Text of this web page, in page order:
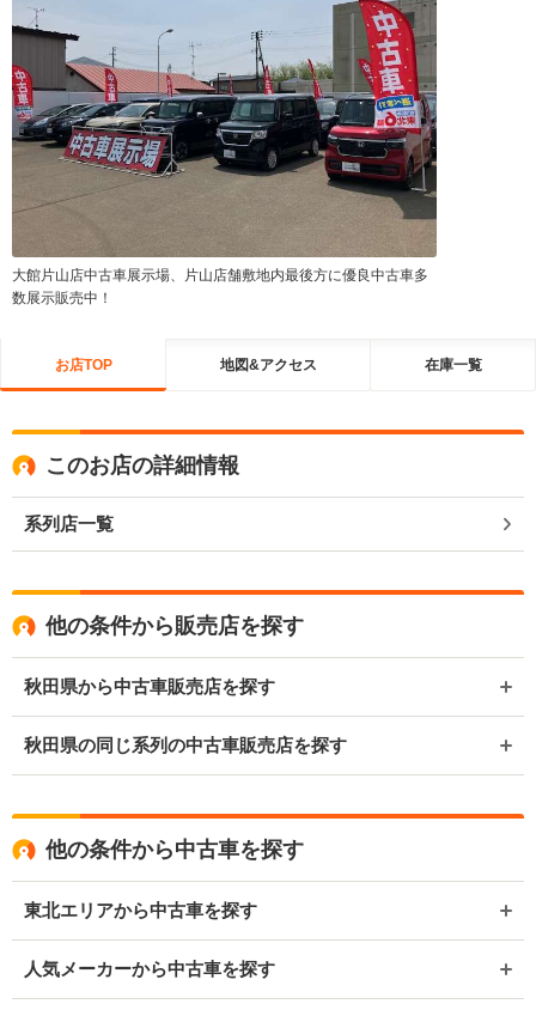
大館片山店中古車展示場、片山店舗敷地内最後方に優良中古車多
数展示販売中！
お店TOP 地図&アクセス 在庫一覧
このお店の詳細情報
系列店一覧
他の条件から販売店を探す
秋田県から中古車販売店を探す
秋田県の同じ系列の中古車販売店を探す
他の条件から中古車を探す
東北エリアから中古車を探す
人気メーカーから中古車を探す